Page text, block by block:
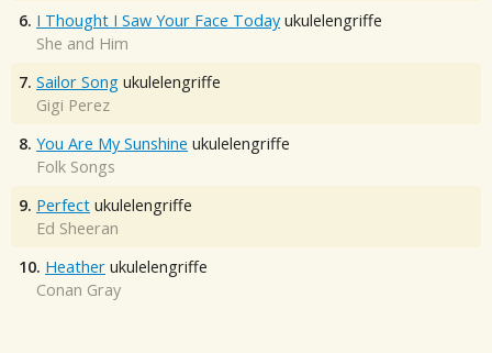
6. I Thought I Saw Your Face Today ukulelengriffe
She and Him
7. Sailor Song ukulelengriffe
Gigi Perez
8. You Are My Sunshine ukulelengriffe
Folk Songs
9. Perfect ukulelengriffe
Ed Sheeran
10. Heather ukulelengriffe
Conan Gray